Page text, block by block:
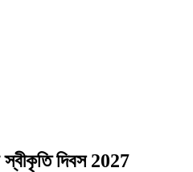
স্বীকৃতি দিবস 2027